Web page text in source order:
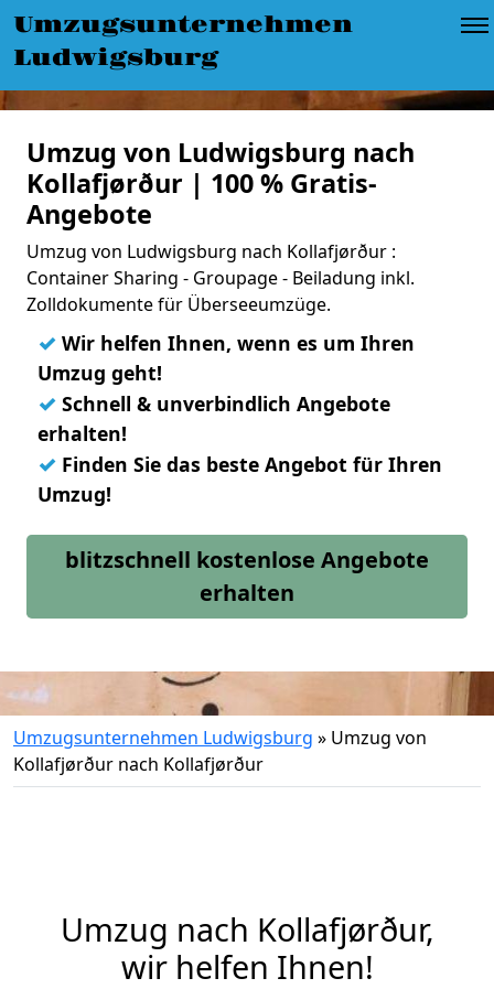
Umzugsunternehmen
Ludwigsburg
Umzug von Ludwigsburg nach
Kollafjørður | 100 % Gratis-
Angebote
Umzug von Ludwigsburg nach Kollafjørður :
Container Sharing - Groupage - Beiladung inkl.
Zolldokumente für Überseeumzüge.
✓ Wir helfen Ihnen, wenn es um Ihren
Umzug geht!
✓ Schnell & unverbindlich Angebote
erhalten!
✓ Finden Sie das beste Angebot für Ihren
Umzug!
blitzschnell kostenlose Angebote
erhalten
Umzugsunternehmen Ludwigsburg » Umzug von
Kollafjørður nach Kollafjørður
Umzug nach Kollafjørður,
wir helfen Ihnen!